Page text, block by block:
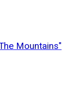
Mountains"